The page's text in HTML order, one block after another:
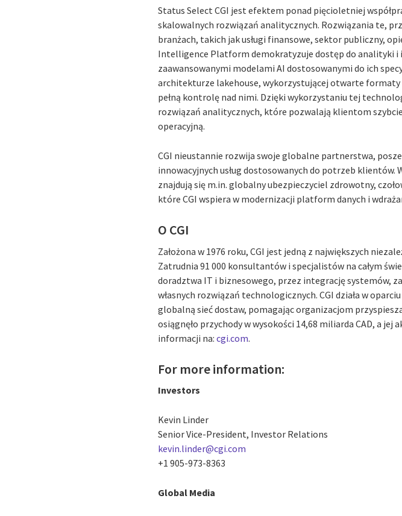
Status Select CGI jest efektem ponad pięcioletniej
skalowalnych rozwiązań analitycznych. Rozwiązania te,
branżach, takich jak usługi finansowe, sektor publiczny,
Intelligence Platform demokratyzuje dostęp do analityki i
zaawansowanymi modelami AI dostosowanymi do ich
architekturze lakehouse, wykorzystującej otwarte formaty
pełną kontrolę nad nimi. Dzięki wykorzystaniu tej
rozwiązań analitycznych, które pozwalają klientom
operacyjną.
CGI nieustannie rozwija swoje globalne partnerstwa,
innowacyjnych usług dostosowanych do potrzeb klientów.
znajdują się m.in. globalny ubezpieczyciel zdrowotny,
które CGI wspiera w modernizacji platform danych i
O CGI
Założona w 1976 roku, CGI jest jedną z największych
Zatrudnia 91 000 konsultantów i specjalistów na całym
doradztwa IT i biznesowego, przez integrację systemów,
własnych rozwiązań technologicznych. CGI działa w
globalną sieć dostaw, pomagając organizacjom
osiągnęło przychody w wysokości 14,68 miliarda CAD, a jej
informacji na:cgi.com.
For more information:
Investors
Kevin Linder
Senior Vice-President, Investor Relations
kevin.linder@cgi.com
+1 905-973-8363
Global Media